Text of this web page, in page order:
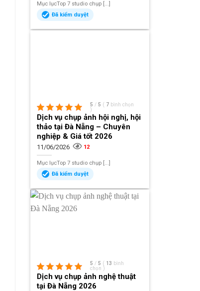
Mục lụcTop 7 studio chụp [...]
Đã kiểm duyệt
5 / 5 ( 7 bình chọn
)
Dịch vụ chụp ảnh hội nghị, hội
thảo tại Đà Nẵng – Chuyên
nghiệp & Giá tốt 2026
11/06/2026 12
Mục lụcTop 7 studio chụp [...]
Đã kiểm duyệt
5 / 5 ( 13 bình
chọn )
Dịch vụ chụp ảnh nghệ thuật
tại Đà Nẵng 2026